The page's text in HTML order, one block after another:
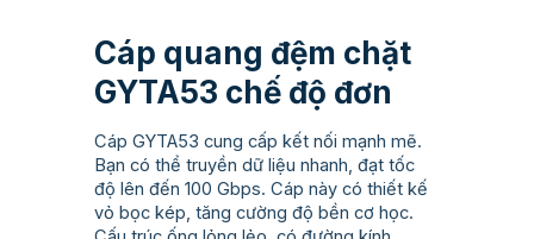
Cáp quang đệm chặt
GYTA53 chế độ đơn
Cáp GYTA53 cung cấp kết nối mạnh mẽ.
Bạn có thể truyền dữ liệu nhanh, đạt tốc
độ lên đến 100 Gbps. Cáp này có thiết kế
vỏ bọc kép, tăng cường độ bền cơ học.